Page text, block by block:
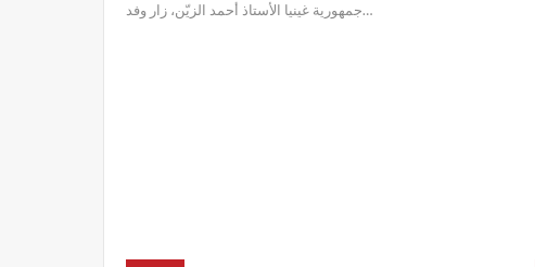
جمهورية غينيا الأستاذ أحمد الزيّن، زار وفد…